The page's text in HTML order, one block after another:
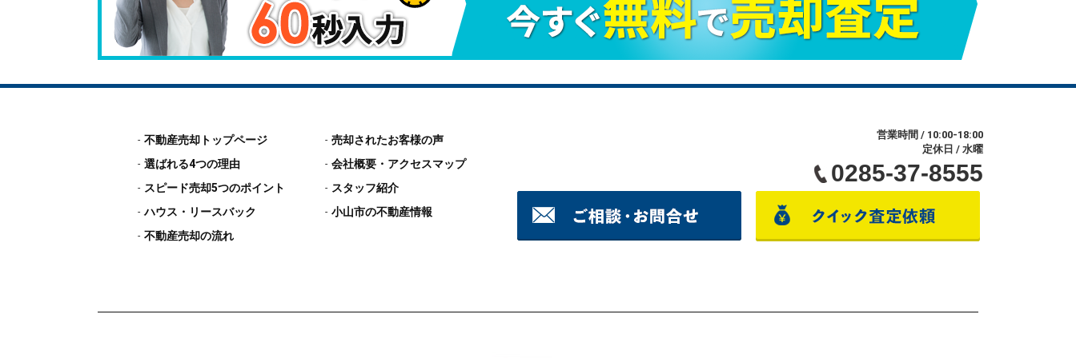
不動産売却トップページ
選ばれる4つの理由
スピード売却5つのポイント
ハウス・リースバック
不動産売却の流れ
売却されたお客様の声
会社概要・アクセスマップ
スタッフ紹介
小山市の不動産情報
営業時間 / 10:00-18:00
定休日 / 水曜
0285-37-8555